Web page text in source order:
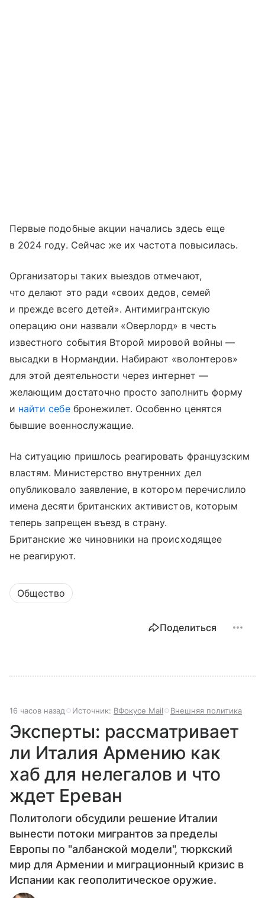
Первые подобные акции начались здесь еще
в 2024 году. Сейчас же их частота повысилась.
Организаторы таких выездов отмечают,
что делают это ради «своих дедов, семей
и прежде всего детей». Антимигрантскую
операцию они назвали «Оверлорд» в честь
известного события Второй мировой войны —
высадки в Нормандии. Набирают «волонтеров»
для этой деятельности через интернет —
желающим достаточно просто заполнить форму
и найти себебронежилет. Особенно ценятся
бывшие военнослужащие.
На ситуацию пришлось реагировать французским
властям. Министерство внутренних дел
опубликовало заявление, в котором перечислило
имена десяти британских активистов, которым
теперь запрещен въезд в страну.
Британские же чиновники на происходящее
не реагируют.
Общество
Поделиться
16 часов назад Источник: ВФокусе Mail Внешняя политика
Эксперты: рассматривает
ли Италия Армению как
хаб для нелегалов и что
ждет Ереван
Политологи обсудили решение Италии
вынести потоки мигрантов за пределы
Европы по "албанской модели", тюркский
мир для Армении и миграционный кризис в
Испании как геополитическое оружие.